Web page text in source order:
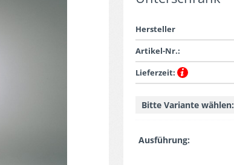
Hersteller
Artikel-Nr.:
Lieferzeit:
Bitte Variante wählen:
Ausführung: